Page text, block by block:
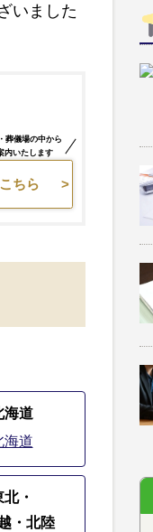
いました
葬儀場の中から
内いたします
ちら
海道
海道
北・
・北陸